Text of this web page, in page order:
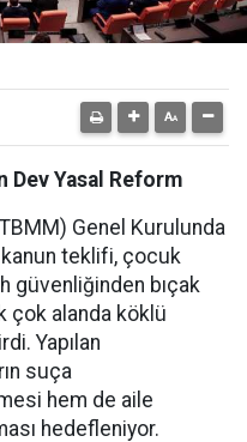
Dev Yasal Reform
Genel Kurulunda
teklifi, çocuk
güvenliğinden bıçak
çok alanda köklü
Yapılan
suça
hem de aile
hedefleniyor.